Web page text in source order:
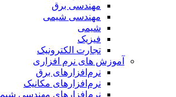
مهندسی برق
مهندسی شیمی
شیمی
فیزیک
تجارت الکترونیک
آموزش های نرم افزاری
نرم‌افزارهای برق
نرم‌افزارهای مکانیک
نرم‌افزارهای مهندسی شیمی